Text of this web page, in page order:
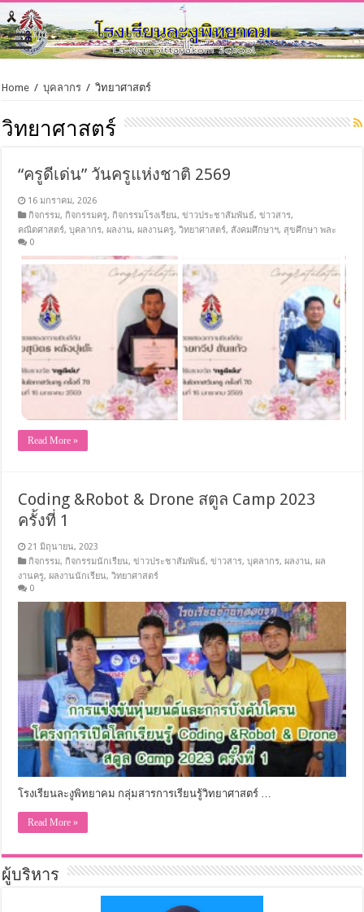
Home / บุคลากร / วิทยาศาสตร์
วิทยาศาสตร์
“ครูดีเด่น” วันครูแห่งชาติ 2569
16 มกราคม, 2026
กิจกรรม, กิจกรรมครู, กิจกรรมโรงเรียน,ข่าวประชาสัมพันธ์,ข่าวสาร,
คณิตศาสตร์,บุคลากร,ผลงาน,ผลงานครู,วิทยาศาสตร์, สังคมศึกษาฯ, สุขศึกษา พละ
0
Read More »
Coding &Robot & Drone สตูล Camp 2023
ครั้งที่ 1
21 มิถุนายน, 2023
กิจกรรม, กิจกรรมนักเรียน,ข่าวประชาสัมพันธ์,ข่าวสาร,บุคลากร,ผลงาน,ผล
งานครู,ผลงานนักเรียน,วิทยาศาสตร์
0
โรงเรียนละงูพิทยาคม กลุ่มสารการเรียนรู้วิทยาศาสตร์ …
Read More »
ผู้บริหาร